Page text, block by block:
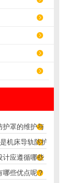
护罩的维护与
机床导轨防护
计应遵循哪些
哪些优点呢？